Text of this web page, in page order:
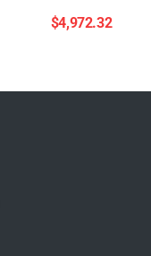
$4,972.32